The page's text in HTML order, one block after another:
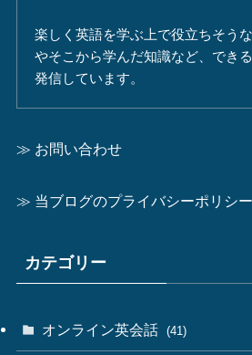
楽しく英語を学ぶ上で役立ちそう
やそこから学んだ知識など、でき
発信しています。
≫ お問い合わせ
≫ 当ブログのプライバシーポリシー
カテゴリー
オンライン英会話 (41)